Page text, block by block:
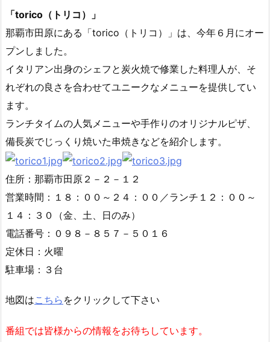
「torico（トリコ）」
那覇市田原にある「torico（トリコ）」は、今年６月にオー
プンしました。
イタリアン出身のシェフと炭火焼で修業した料理人が、そ
れぞれの良さを合わせてユニークなメニューを提供してい
ます。
ランチタイムの人気メニューや手作りのオリジナルピザ、
備長炭でじっくり焼いた串焼きなどを紹介します。
住所：那覇市田原２－２－１２
営業時間：１８：００～２４：００／ランチ１２：００～
１４：３０（金、土、日のみ）
電話番号：０９８－８５７－５０１６
定休日：火曜
駐車場：３台
地図はこちら をクリックして下さい
番組では皆様からの情報をお待ちしています。